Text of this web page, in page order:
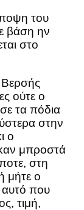
του
βάση ην
στο
ούτε ο
τα πόδια
στην
ο
μπροστά
στη
μήτε ο
αυτό που
τιμή,